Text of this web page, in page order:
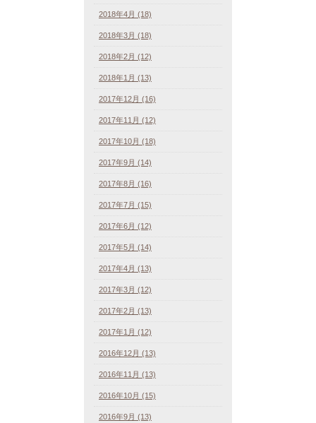
2018年4月 (18)
2018年3月 (18)
2018年2月 (12)
2018年1月 (13)
2017年12月 (16)
2017年11月 (12)
2017年10月 (18)
2017年9月 (14)
2017年8月 (16)
2017年7月 (15)
2017年6月 (12)
2017年5月 (14)
2017年4月 (13)
2017年3月 (12)
2017年2月 (13)
2017年1月 (12)
2016年12月 (13)
2016年11月 (13)
2016年10月 (15)
2016年9月 (13)